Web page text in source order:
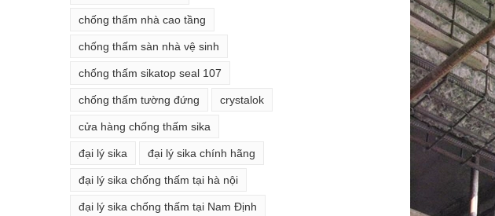
chống thấm nhà cao tầng
chống thấm sàn nhà vệ sinh
chống thấm sikatop seal 107
chống thấm tường đứng crystalok
cửa hàng chống thấm sika
đại lý sika đại lý sika chính hãng
đại lý sika chống thấm tại hà nội
đại lý sika chống thấm tại Nam Định